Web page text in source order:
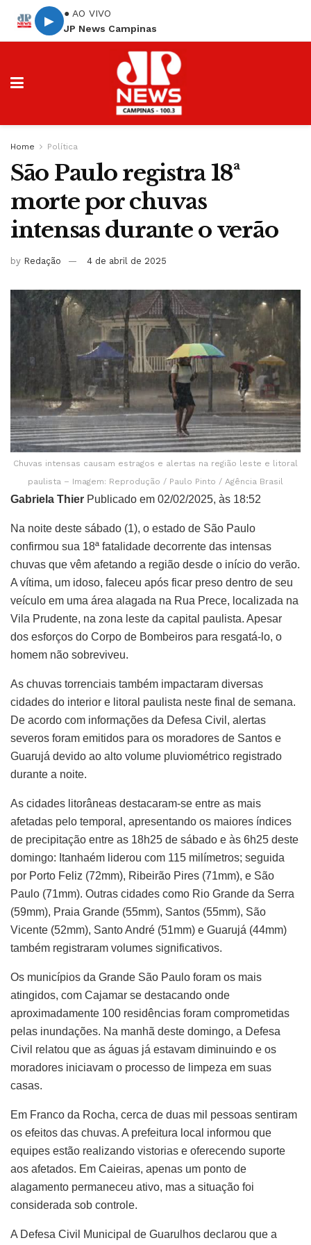
▶
● AO VIVO
JP News Campinas
Home Política
São Paulo registra 18ª
morte por chuvas
intensas durante o verão
by Redação 4 de abril de 2025
Chuvas intensas causam estragos e alertas na região leste e litoral
paulista – Imagem: Reprodução / Paulo Pinto / Agência Brasil
Gabriela Thier Publicado em 02/02/2025, às 18:52
Na noite deste sábado (1), o estado de São Paulo
confirmou sua 18ª fatalidade decorrente das intensas
chuvas que vêm afetando a região desde o início do verão.
A vítima, um idoso, faleceu após ficar preso dentro de seu
veículo em uma área alagada na Rua Prece, localizada na
Vila Prudente, na zona leste da capital paulista. Apesar
dos esforços do Corpo de Bombeiros para resgatá-lo, o
homem não sobreviveu.
As chuvas torrenciais também impactaram diversas
cidades do interior e litoral paulista neste final de semana.
De acordo com informações da Defesa Civil, alertas
severos foram emitidos para os moradores de Santos e
Guarujá devido ao alto volume pluviométrico registrado
durante a noite.
As cidades litorâneas destacaram-se entre as mais
afetadas pelo temporal, apresentando os maiores índices
de precipitação entre as 18h25 de sábado e às 6h25 deste
domingo: Itanhaém liderou com 115 milímetros; seguida
por Porto Feliz (72mm), Ribeirão Pires (71mm), e São
Paulo (71mm). Outras cidades como Rio Grande da Serra
(59mm), Praia Grande (55mm), Santos (55mm), São
Vicente (52mm), Santo André (51mm) e Guarujá (44mm)
também registraram volumes significativos.
Os municípios da Grande São Paulo foram os mais
atingidos, com Cajamar se destacando onde
aproximadamente 100 residências foram comprometidas
pelas inundações. Na manhã deste domingo, a Defesa
Civil relatou que as águas já estavam diminuindo e os
moradores iniciavam o processo de limpeza em suas
casas.
Em Franco da Rocha, cerca de duas mil pessoas sentiram
os efeitos das chuvas. A prefeitura local informou que
equipes estão realizando vistorias e oferecendo suporte
aos afetados. Em Caieiras, apenas um ponto de
alagamento permaneceu ativo, mas a situação foi
considerada sob controle.
A Defesa Civil Municipal de Guarulhos declarou que a